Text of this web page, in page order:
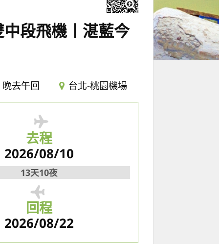
段飛機丨湛藍今
晚去午回 台北-桃園機場
去程
2026/08/10
13天10夜
回程
2026/08/22